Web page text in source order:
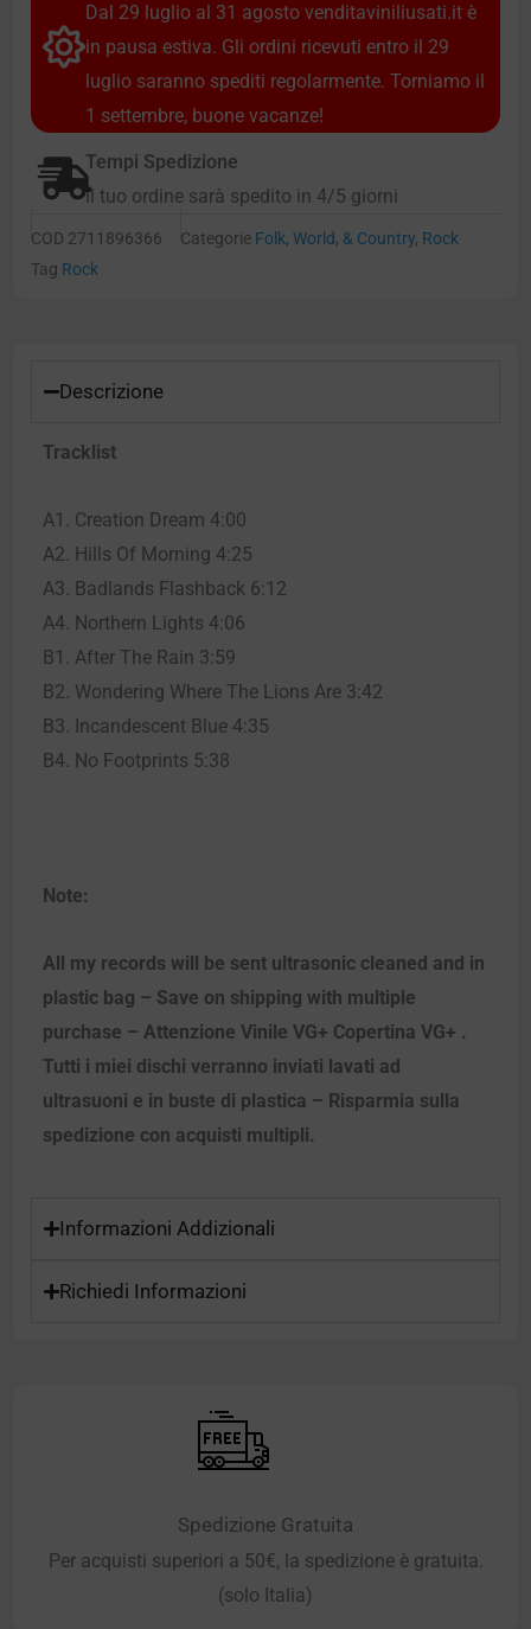
Dal 29 luglio al 31 agosto venditaviniliusati.it è
in pausa estiva. Gli ordini ricevuti entro il 29
luglio saranno spediti regolarmente. Torniamo il
1 settembre, buone vacanze!
Tempi Spedizione
Il tuo ordine sarà spedito in 4/5 giorni
COD 2711896366 Categorie Folk, World, & Country, Rock
Tag Rock
Descrizione
Tracklist
A1. Creation Dream 4:00
A2. Hills Of Morning 4:25
A3. Badlands Flashback 6:12
A4. Northern Lights 4:06
B1. After The Rain 3:59
B2. Wondering Where The Lions Are 3:42
B3. Incandescent Blue 4:35
B4. No Footprints 5:38
Note:
All my records will be sent ultrasonic cleaned and in
plastic bag – Save on shipping with multiple
purchase – Attenzione Vinile VG+ Copertina VG+ .
Tutti i miei dischi verranno inviati lavati ad
ultrasuoni e in buste di plastica – Risparmia sulla
spedizione con acquisti multipli.
Informazioni Addizionali
Richiedi Informazioni
Spedizione Gratuita
Per acquisti superiori a 50€, la spedizione è gratuita.
(solo Italia)